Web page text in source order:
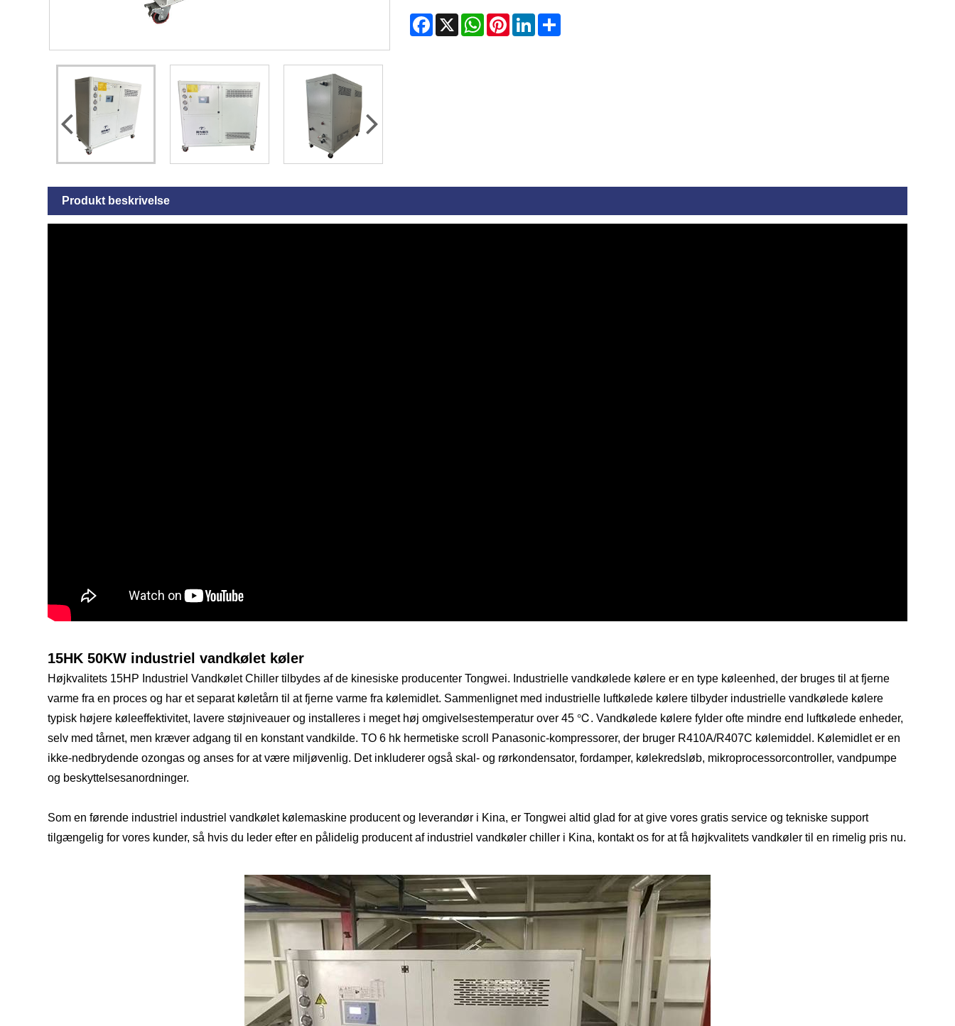
Facebook
X WhatsApp
PinterestLinkedIn
Produkt beskrivelse
15HK 50KW industriel vandkølet køler
Højkvalitets 15HP Industriel Vandkølet Chiller tilbydes af de kinesiske producenter Tongwei. Industrielle vandkølede kølere er en type køleenhed, der bruges til at fjerne
varme fra en proces og har et separat køletårn til at fjerne varme fra kølemidlet. Sammenlignet med industrielle luftkølede kølere tilbyder industrielle vandkølede kølere
typisk højere køleeffektivitet, lavere støjniveauer og installeres i meget høj omgivelsestemperatur over 45 ℃. Vandkølede kølere fylder ofte mindre end luftkølede enheder,
selv med tårnet, men kræver adgang til en konstant vandkilde. TO 6 hk hermetiske scroll Panasonic-kompressorer, der bruger R410A/R407C kølemiddel. Kølemidlet er en
ikke-nedbrydende ozongas og anses for at være miljøvenlig. Det inkluderer også skal- og rørkondensator, fordamper, kølekredsløb, mikroprocessorcontroller, vandpumpe
og beskyttelsesanordninger.
Som en førende industriel industriel vandkølet kølemaskine producent og leverandør i Kina, er Tongwei altid glad for at give vores gratis service og tekniske support
tilgængelig for vores kunder, så hvis du leder efter en pålidelig producent af industriel vandkøler chiller i Kina, kontakt os for at få højkvalitets vandkøler til en rimelig pris nu.